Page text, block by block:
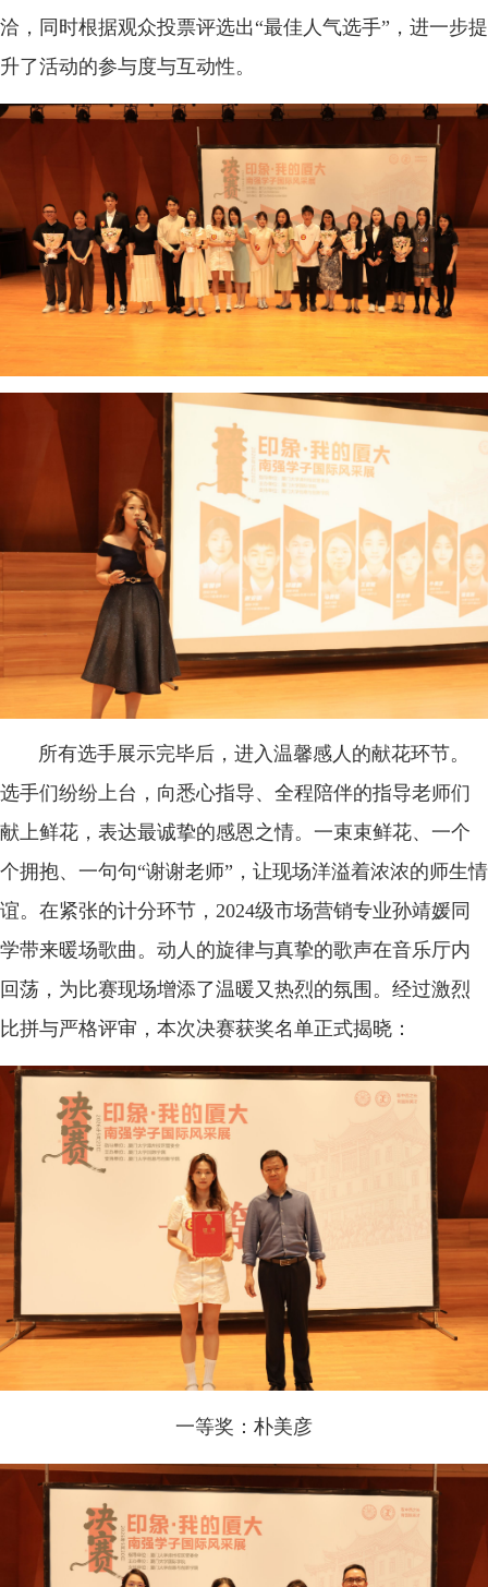
洽，同时根据观众投票评选出“最佳人气选手”，进一步提
升了活动的参与度与互动性。
所有选手展示完毕后，进入温馨感人的献花环节。
选手们纷纷上台，向悉心指导、全程陪伴的指导老师们
献上鲜花，表达最诚挚的感恩之情。一束束鲜花、一个
个拥抱、一句句“谢谢老师”，让现场洋溢着浓浓的师生情
谊。在紧张的计分环节，2024级市场营销专业孙靖媛同
学带来暖场歌曲。动人的旋律与真挚的歌声在音乐厅内
回荡，为比赛现场增添了温暖又热烈的氛围。经过激烈
比拼与严格评审，本次决赛获奖名单正式揭晓：
一等奖：朴美彦